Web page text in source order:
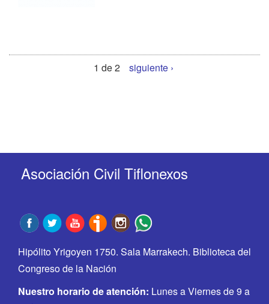
1 de 2 siguiente ›
Asociación Civil Tiflonexos
Hipólito Yrigoyen 1750. Sala Marrakech. Biblioteca del
Congreso de la Nación
Nuestro horario de atención: Lunes a Viernes de 9 a